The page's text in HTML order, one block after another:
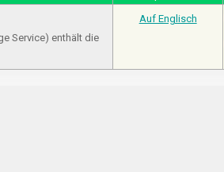
Service) enthält die
Auf Englisch